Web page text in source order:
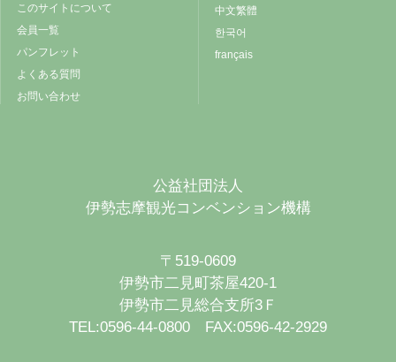
このサイトについて
会員一覧
パンフレット
よくある質問
お問い合わせ
中文繁體
한국어
français
公益社団法人
伊勢志摩観光コンベンション機構
〒519-0609
伊勢市二見町茶屋420-1
伊勢市二見総合支所3Ｆ
TEL:0596-44-0800 FAX:0596-42-2929